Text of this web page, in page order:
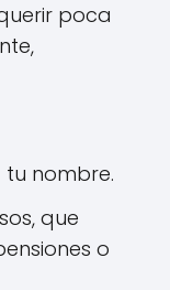
poca
nombre.
que
o